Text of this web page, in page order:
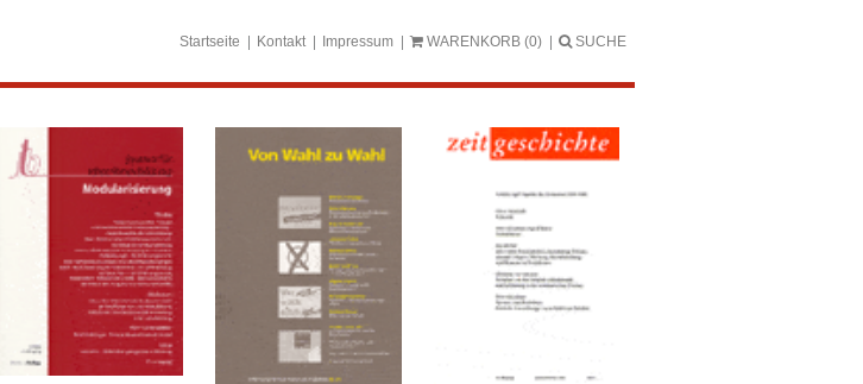
Startseite Kontakt Impressum WARENKORB (0) SUCHE